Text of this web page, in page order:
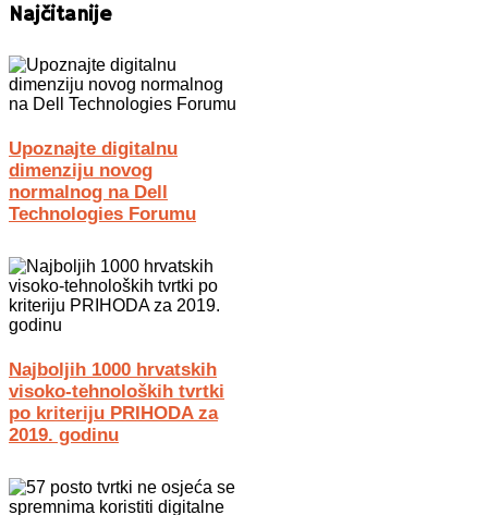
Najčitanije
Upoznajte digitalnu
dimenziju novog
normalnog na Dell
Technologies Forumu
Najboljih 1000 hrvatskih
visoko-tehnoloških tvrtki
po kriteriju PRIHODA za
2019. godinu